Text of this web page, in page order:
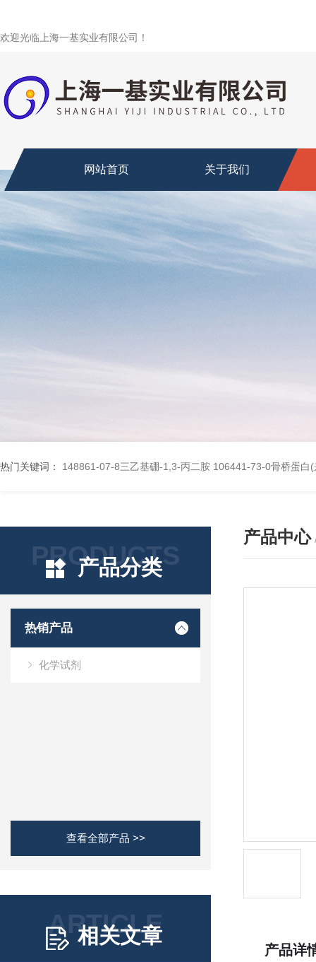
欢迎光临上海一基实业有限公司！
网站首页 关于我们
热门关键词： 148861-07-8三乙基硼-1,3-丙二胺 106441-73-0骨桥蛋白
PRODUCTS
产品分类
热销产品
化学试剂
查看全部产品 >>
ARTICLE
相关文章
产品中心
产品详